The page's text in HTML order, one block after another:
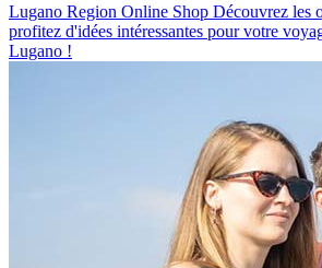
Lugano Region Online Shop Découvrez les
profitez d'idées intéressantes pour votre
Lugano !